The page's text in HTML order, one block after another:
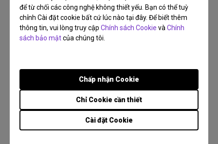
để từ chối các công nghệ không thiết yếu. Bạn có thể tuỳ
chỉnh Cài đặt cookie bất cứ lúc nào tại đây. Để biết thêm
thông tin, vui lòng truy cập Chính sách Cookie và Chính
sách bảo mậtcủa chúng tôi.
Cài đặt Cookie
Chỉ Cookie cần thiết
Chấp nhận Cookie
và làm thế nào để chọn được máy chiếu tốt nhất?
Đêm phim Độ phân giải